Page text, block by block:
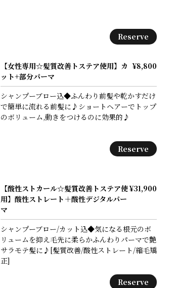
Reserve
【女性専用☆髪質改善トステア使用】カ
ット+部分パーマ
¥8,800
シャンプーブロー込◆ふんわり前髪や乾かすだけ
で簡単に流れる前髪に♪ショートヘアーでトップ
のボリューム,動きをつけるのに効果的♪
Reserve
【酸性ストカール☆髪質改善トステア使
用】酸性ストレート＋酸性デジタルパー
マ
¥31,900
シャンプーブロー/カット込◆気になる根元のボ
リュームを抑え毛先に柔らかふんわりパーマで艶
サラモテ髪に♪[髪質改善/酸性ストレート/縮毛矯
正]
Reserve